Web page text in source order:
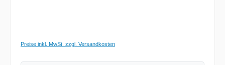
Preise inkl. MwSt. zzgl. Versandkosten